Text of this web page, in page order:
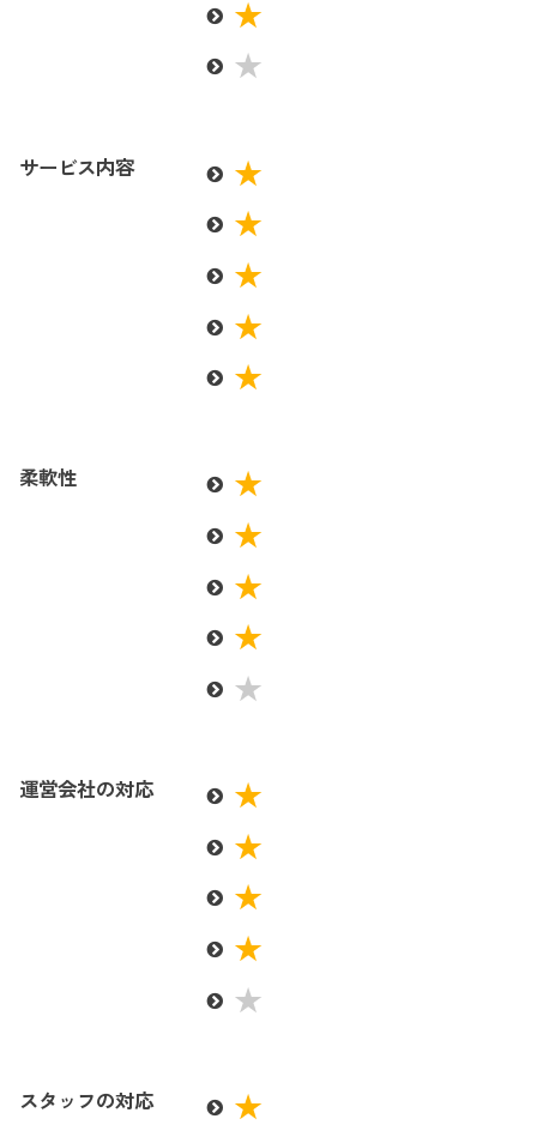
サービス内容
柔軟性
運営会社の対応
スタッフの対応